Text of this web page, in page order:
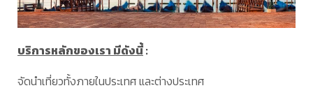
บริการหลักของเรา มีดังนี้:
จัดนำเที่ยวทั้งภายในประเทศ และต่างประเทศ